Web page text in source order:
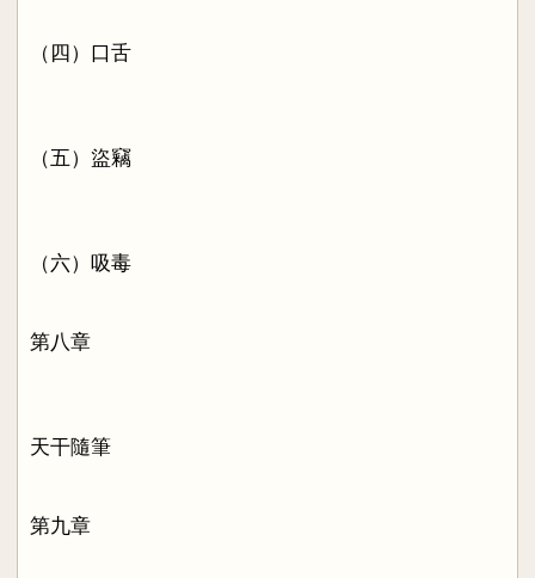
（四）口舌
（五）盜竊
（六）吸毒
第八章
天干隨筆
第九章